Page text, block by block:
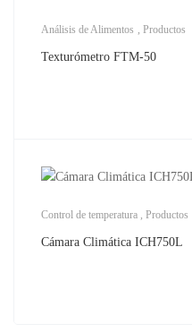
Análisis de Alimentos , Productos
Texturómetro FTM-50
Control de temperatura , Productos
Cámara Climática ICH750L